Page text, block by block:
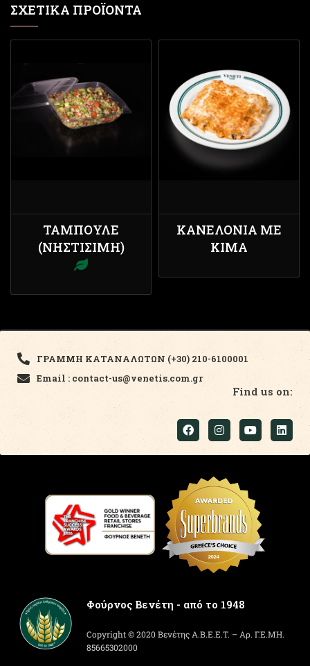
ΣΧΕΤΙΚΆ ΠΡΟΪΌΝΤΑ
ΤΑΜΠΟΥΛΈ
(ΝΗΣΤΊΣΙΜΗ)
ΚΑΝΕΛΌΝΙΑ ΜΕ
ΚΙΜΆ
ΓΡΑΜΜΗ ΚΑΤΑΝΑΛΩΤΩΝ (+30) 210-6100001
Email : contact-us@venetis.com.gr
Find us on:
Φούρνος Βενέτη - από το 1948
Copyright © 2020 Βενέτης Α.Β.Ε.Ε.Τ. – Αρ. Γ.Ε.ΜΗ.
85665302000